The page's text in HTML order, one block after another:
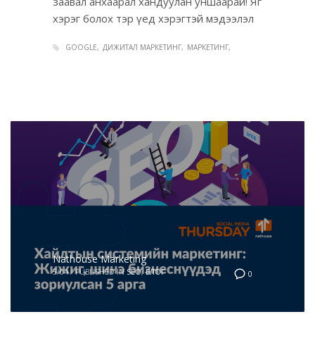
хэрэг болох тэр үед хэрэгтэй мэдээлэл
GOOGLE ДИЖИТАЛ МАРКЕТИНГ МАРКЕТИНГ
0
Nathouse Marketing
5/04 / PUBLISHED IN SEO,БЛОГ